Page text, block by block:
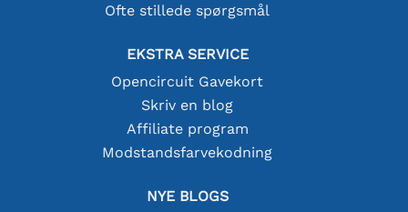
Ofte stillede spørgsmål
EKSTRA SERVICE
Opencircuit Gavekort
Skriv en blog
Affiliate program
Modstandsfarvekodning
NYE BLOGS